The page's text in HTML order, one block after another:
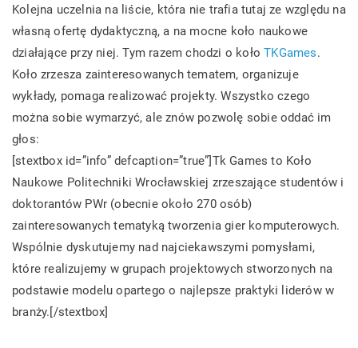
Kolejna uczelnia na liście, która nie trafia tutaj ze względu na
własną ofertę dydaktyczną, a na mocne koło naukowe
działające przy niej. Tym razem chodzi o kołoTKGames.
Koło zrzesza zainteresowanych tematem, organizuje
wykłady, pomaga realizować projekty. Wszystko czego
można sobie wymarzyć, ale znów pozwolę sobie oddać im
głos:
[stextbox id=”info” defcaption=”true”]Tk Games to Koło
Naukowe Politechniki Wrocławskiej zrzeszające studentów i
doktorantów PWr (obecnie około 270 osób)
zainteresowanych tematyką tworzenia gier komputerowych.
Wspólnie dyskutujemy nad najciekawszymi pomysłami,
które realizujemy w grupach projektowych stworzonych na
podstawie modelu opartego o najlepsze praktyki liderów w
branży.[/stextbox]